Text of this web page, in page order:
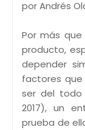
por Andrés
Por más
producto,
depender
factores
ser del
2017), un
prueba de